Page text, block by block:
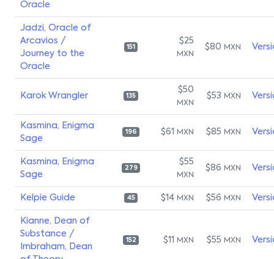
Oracle
Jadzi, Oracle of
Arcavios /
Journey to the
Oracle
151
$25
MXN
$80 MXN
Karok Wrangler 135
$50
MXN
$53 MXN
Kasmina, Enigma
Sage
196 $61 MXN $85 MXN
Kasmina, Enigma
Sage
279
$55
MXN
$86 MXN
Kelpie Guide 45 $14 MXN $56 MXN
Kianne, Dean of
Substance /
Imbraham, Dean
152 $11 MXN $55 MXN